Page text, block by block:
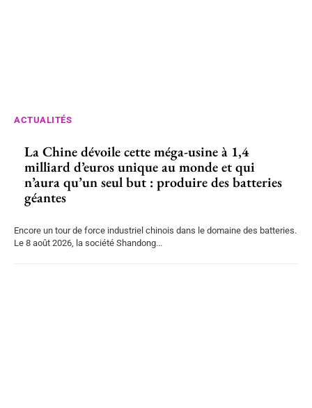
ACTUALITÉS
La Chine dévoile cette méga-usine à 1,4
milliard d’euros unique au monde et qui
n’aura qu’un seul but : produire des batteries
géantes
Encore un tour de force industriel chinois dans le domaine des batteries.
Le 8 août 2026, la société Shandong...